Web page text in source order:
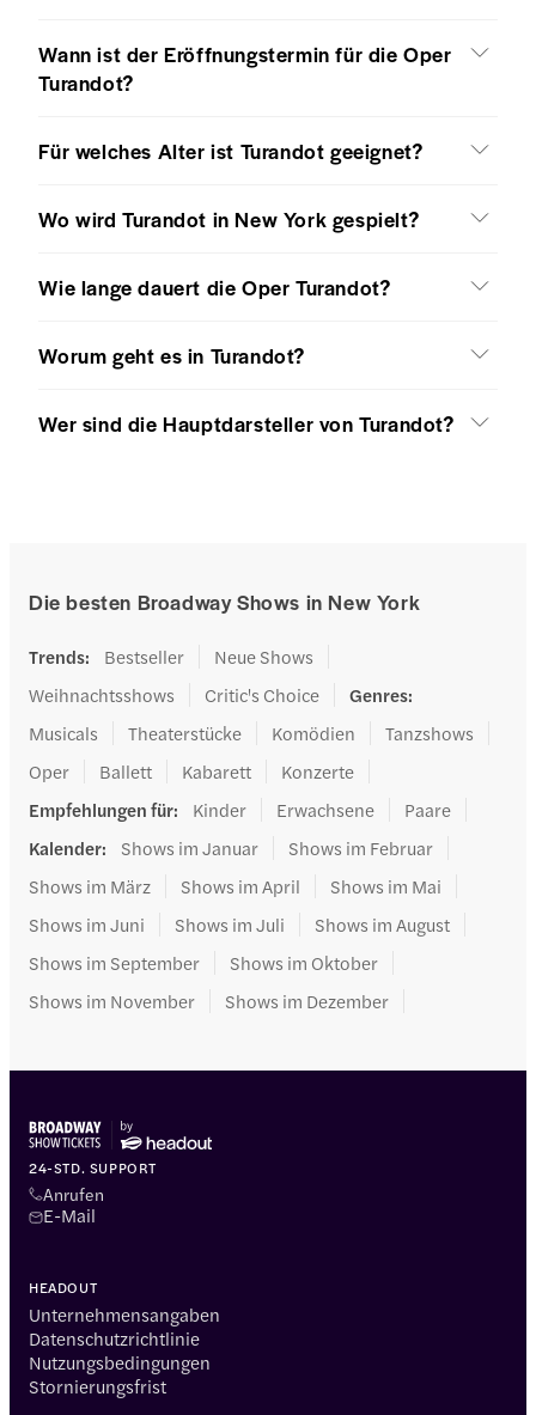
Wann ist der Eröffnungstermin für die Oper
Turandot?
Für welches Alter ist Turandot geeignet?
Wo wird Turandot in New York gespielt?
Wie lange dauert die Oper Turandot?
Worum geht es in Turandot?
Wer sind die Hauptdarsteller von Turandot?
Die besten Broadway Shows in New York
Trends: Bestseller
Neue Shows
Weihnachtsshows
Critic's Choice Genres:
Musicals
Theaterstücke Komödien
Tanzshows
Oper
Ballett Kabarett
Konzerte
Empfehlungen für: Kinder Erwachsene
Paare
Kalender: Shows im Januar
Shows im Februar
Shows im März
Shows im April
Shows im Mai
Shows im Juni
Shows im Juli
Shows im August
Shows im September
Shows im Oktober
Shows im November
Shows im Dezember
24-STD. SUPPORT
Anrufen
E-Mail
HEADOUT
Unternehmensangaben
Datenschutzrichtlinie
Nutzungsbedingungen
Stornierungsfrist